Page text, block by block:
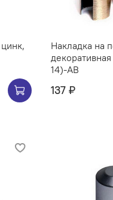
Накладка на
14)-AB
137 ₽